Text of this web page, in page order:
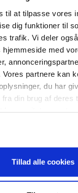
til at tilpasse vores
dig funktioner til
trafik. Vi deler
hjemmeside med
Vores partnere kan
du har
din brug af deres
Tillad alle cookies
Tophængt
kr.900,00
Tilføj til kurv
/H139cm2stk.